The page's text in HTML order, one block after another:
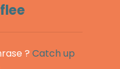
? Catch up